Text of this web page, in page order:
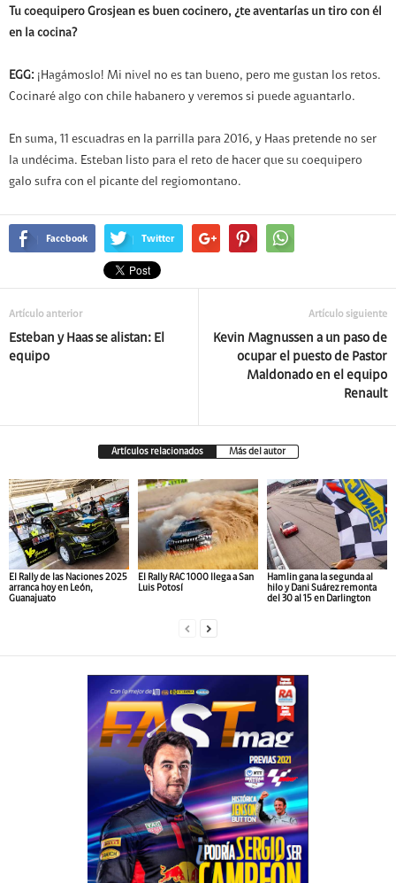
Tu coequipero Grosjean es buen cocinero, ¿te aventarías un tiro con él
en la cocina?
EGG: ¡Hagámoslo! Mi nivel no es tan bueno, pero me gustan los retos.
Cocinaré algo con chile habanero y veremos si puede aguantarlo.
En suma, 11 escuadras en la parrilla para 2016, y Haas pretende no ser
la undécima. Esteban listo para el reto de hacer que su coequipero
galo sufra con el picante del regiomontano.
Facebook Twitter
Artículo anterior
Esteban y Haas se alistan: El
equipo
Artículo siguiente
Kevin Magnussen a un paso de
ocupar el puesto de Pastor
Maldonado en el equipo
Renault
Artículos relacionados Más del autor
El Rally de las Naciones 2025
arranca hoy en León,
Guanajuato
El Rally RAC 1000 llega a San
Luis Potosí
Hamlin gana la segunda al
hilo y Dani Suárez remonta
del 30 al 15 en Darlington